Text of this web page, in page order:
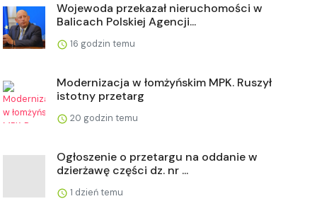
Wojewoda przekazał nieruchomości w
Balicach Polskiej Agencji...
16 godzin temu
Modernizacja w łomżyńskim MPK. Ruszył
istotny przetarg
20 godzin temu
Ogłoszenie o przetargu na oddanie w
dzierżawę części dz. nr ...
1 dzień temu